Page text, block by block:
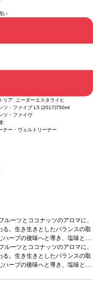
ーナー・ヴェルトリーナー 10
れの場合、在庫があり価格が同
す、ご了承ください。
い
リア ニーダーエスタライヒ
ツ・ファイブ L5 (2017)750ml
ツ・ファイヴ
:
ナー・ヴェルトリーナー
ルーツとココナッツのアロマに、
。生き生きとしたバランスの取
ーブの後味へと導き、塩味とミ
一本。 葡萄品種100% グリュー
れの場合、在庫があり価格が同
す、ご了承ください。
ルーツとココナッツのアロマに、
。生き生きとしたバランスの取
ーブの後味へと導き、塩味とミ